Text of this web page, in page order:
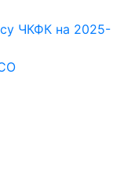
ЧКФК на 2025-